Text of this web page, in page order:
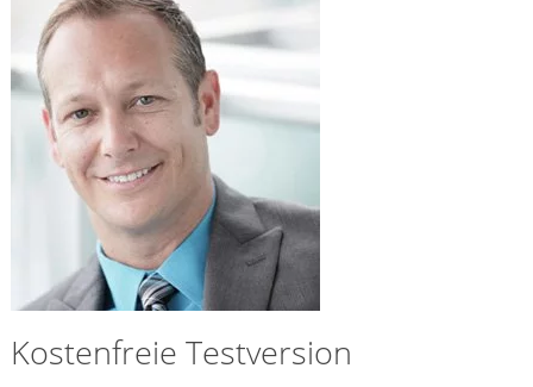
Kostenfreie Testversion